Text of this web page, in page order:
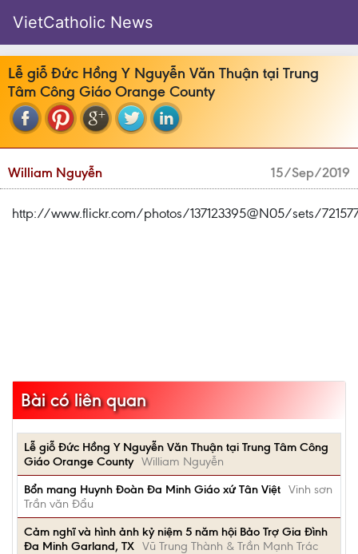
VietCatholic News
Lễ giỗ Đức Hồng Y Nguyễn Văn Thuận tại Trung
Tâm Công Giáo Orange County
William Nguyễn 15/Sep/2019
http://www.flickr.com/photos/137123395@N05/sets/
Bài có liên quan
Lễ giỗ Đức Hồng Y Nguyễn Văn Thuận tại Trung Tâm Công
Giáo Orange County William Nguyễn
Bổn mang Huynh Đoàn Đa Minh Giáo xứ Tân Việt Vinh sơn
Trần văn Đẩu
Cảm nghĩ và hình ảnh kỷ niệm 5 năm hội Bảo Trợ Gia Đình
Đa Minh Garland, TX Vũ Trung Thành & Trần Mạnh Trác